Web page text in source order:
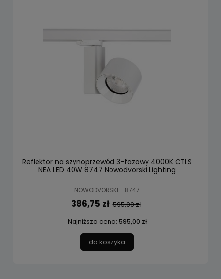
Reflektor na szynoprzewód 3-fazowy 4000K CTLS
NEA LED 40W 8747 Nowodvorski Lighting
NOWODVORSKI - 8747
386,75 zł 595,00 zł
Najniższa cena:595,00 zł
do koszyka